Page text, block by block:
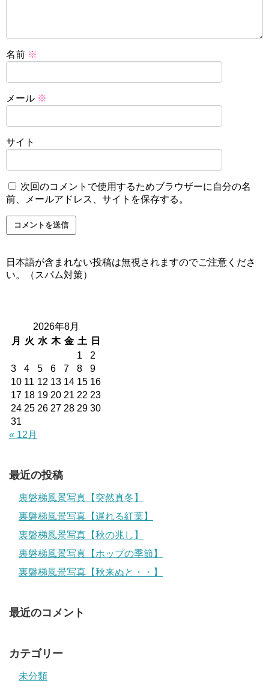
名前 ※
メール ※
サイト
次回のコメントで使用するためブラウザーに自分の名
前、メールアドレス、サイトを保存する。
日本語が含まれない投稿は無視されますのでご注意くださ
い。（スパム対策）
2026年8月
月
火 水 木 金 土
日
1
2
3
4 5 6 7 8
9
10 11 12 13 14 15 16
17 18 19 20 21 22 23
24 25 26 27 28 29 30
31
« 12月
最近の投稿
裏磐梯風景写真【突然真冬】
裏磐梯風景写真【遅れる紅葉】
裏磐梯風景写真【秋の兆し】
裏磐梯風景写真【ホップの季節】
裏磐梯風景写真【秋来ぬと・・】
最近のコメント
カテゴリー
未分類